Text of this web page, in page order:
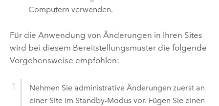
Computern verwenden.
Für die Anwendung von Änderungen in Ihren Sites
wird bei diesem Bereitstellungsmuster die folgende
Vorgehensweise empfohlen:
Nehmen Sie administrative Änderungen zuerst an
einer Site im Standby-Modus vor. Fügen Sie einen